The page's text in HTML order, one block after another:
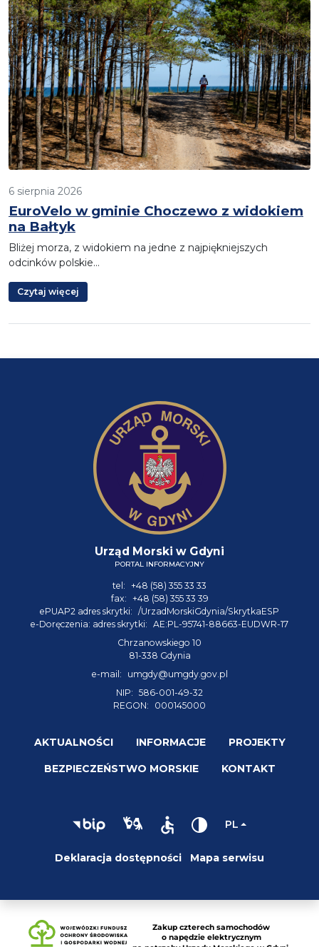
6 sierpnia 2026
EuroVelo w gminie Choczewo z widokiem
na Bałtyk
Bliżej morza, z widokiem na jedne z najpiękniejszych
odcinków polskie…
Czytaj więcej
Urząd Morski w Gdyni
PORTAL INFORMACYJNY
tel: +48 (58) 355 33 33
fax: +48 (58) 355 33 39
ePUAP2 adres skrytki: /UrzadMorskiGdynia/SkrytkaESP
e-Doręczenia: adres skrytki: AE:PL-95741-88663-EUDWR-17
Chrzanowskiego 10
81-338 Gdynia
e-mail:
umgdy@umgdy.gov.pl
NIP: 586-001-49-32
REGON:
000145000
AKTUALNOŚCI INFORMACJE PROJEKTY
BEZPIECZEŃSTWO MORSKIE KONTAKT
PL
Deklaracja dostępności Mapa serwisu